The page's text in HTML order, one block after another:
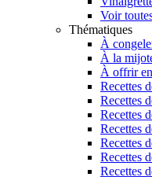
Voir
Thématiques
À
À la
À offrir
Recettes
Recettes
Recettes
Recettes
Recettes
Recettes
Recettes